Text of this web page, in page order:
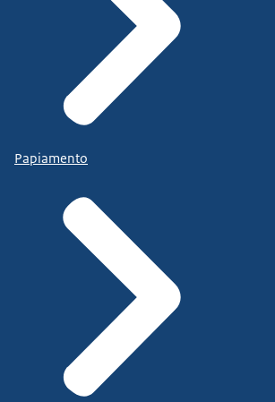
Papiamento